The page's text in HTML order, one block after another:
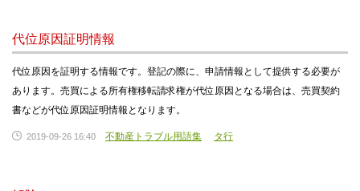
代位原因証明情報
代位原因を証明する情報です。登記の際に、申請情報として提供する必要が
あります。売買による所有権移転請求権が代位原因となる場合は、売買契約
書などが代位原因証明情報となります。
2019-09-26 16:40 不動産トラブル用語集 タ行